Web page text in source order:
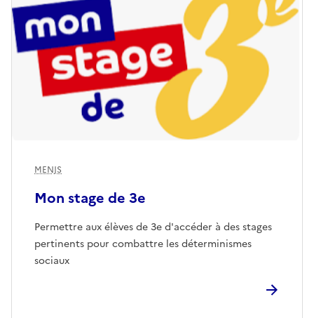
Mon stage de 3e
MENJS
Permettre aux élèves de 3e d'accéder à des stages
pertinents pour combattre les déterminismes
sociaux